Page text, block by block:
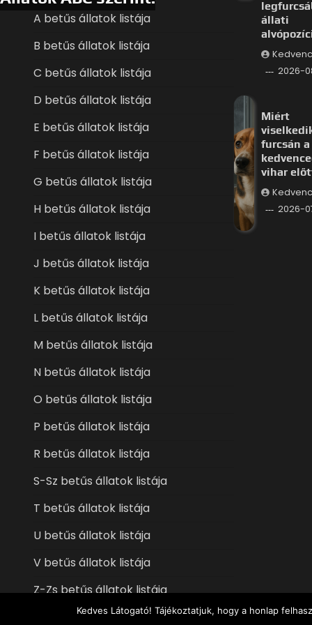
A betűs állatok listája
B betűs állatok listája
C betűs állatok listája
D betűs állatok listája
E betűs állatok listája
F betűs állatok listája
G betűs állatok listája
H betűs állatok listája
I betűs állatok listája
J betűs állatok listája
K betűs állatok listája
L betűs állatok listája
M betűs állatok listája
N betűs állatok listája
O betűs állatok listája
P betűs állatok listája
R betűs állatok listája
S-Sz betűs állatok listája
T betűs állatok listája
U betűs állatok listája
V betűs állatok listája
Z-Zs betűs állatok listája
állati
2026-
Miért
furcsán a
vihar
2026-
Kedves Látogató! Tájékoztatjuk, hogy a honlap